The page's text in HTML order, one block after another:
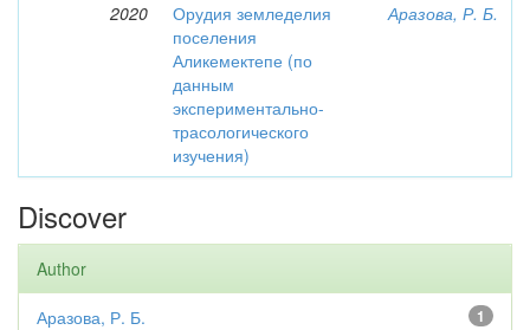
2020
Орудия земледелия
поселения
Аликемектепе (по
данным
экспериментально-
трасологического
изучения)
Аразова, Р. Б.
Discover
Author
1
Аразова, Р. Б.